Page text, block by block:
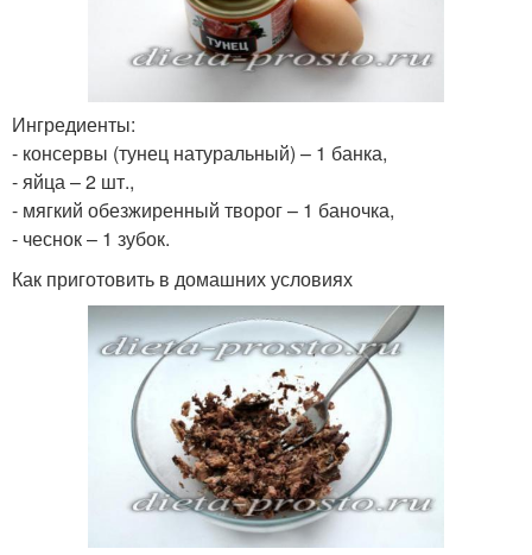
Ингредиенты:
- консервы (тунец натуральный) – 1 банка,
- яйца – 2 шт.,
- мягкий обезжиренный творог – 1 баночка,
- чеснок – 1 зубок.
Как приготовить в домашних условиях